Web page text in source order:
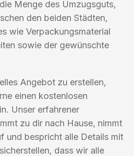
Menge des Umzugsguts,
den beiden Städten,
wie Verpackungsmaterial
sowie der gewünschte
Angebot zu erstellen,
einen kostenlosen
Unser erfahrener
zu dir nach Hause, nimmt
und bespricht alle Details mit
dass wir alle